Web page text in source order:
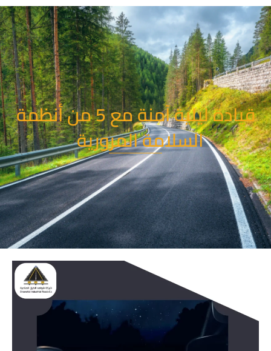
تخطي
إلى
المحتوى
قيادة ليلية آمنة مع 5 من أنظمة
السلامة المرورية